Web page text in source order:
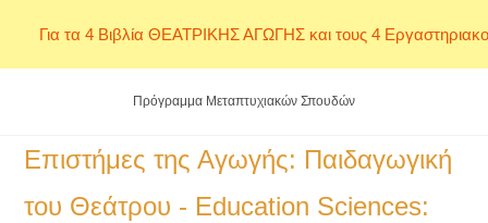
Πρόγραμμα Μεταπτυχιακών Σπουδών
Επιστήμες της Αγωγής: Παιδαγωγική
του Θεάτρου - Education Sciences:
Για τα 4 Βιβλία ΘΕΑΤΡΙΚΗΣ ΑΓΩΓΗΣ και τους 4